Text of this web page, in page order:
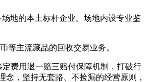
地的本土标杆企业。场地内设专业鉴
主流藏品的回收交易业务。
费用退一赔三赔付保障机制，打破行
，坚持无套路、不捡漏的经营原则，